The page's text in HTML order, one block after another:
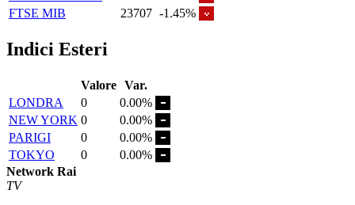
FTSE MIB
23707 -1.45%
Indici Esteri
Valore Var.
LONDRA
0
0.00%
NEW YORK 0
0.00%
PARIGI
0
0.00%
TOKYO
0
0.00%
Network Rai
TV